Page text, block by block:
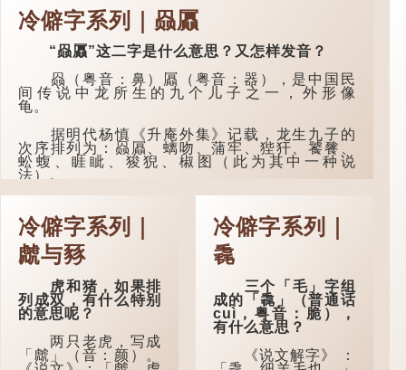
颐。"郑玄注："期，犹
要也；颐，养也。不
知衣服食味，孝子要
zhěn，与「枕」同
音）。 《说文解
字》：「䪴，项枕
也。」意思是头后部
民间流传有一种
说法，人会将一些不
于颈后之处。如果忽
然吐真言，就好像被
不明东西（如鬼魂）
在后脑拍了一下，藏
因此...
冷僻字系列｜赑屭
“赑屭”这二字是什么意思？又怎样发音？
赑（粤音：鼻）屭（粤音：器），是中国民
间传说中龙所生的九个儿子之一，外形像
龟。
据明代杨慎《升庵外集》记载，龙生九子的
次序排列为：赑屭、螭吻、蒲牢、狴犴、饕餮、
蚣蝮、睚眦、狻猊、椒图（此为其中一种说
法）。
形像龟，因为能负重，多作为碑座，有“碑下...
冷僻字系列｜
虤与豩
虎和猪，如果排
列成双，有什么特别
的意思呢？
两只老虎，写成
「虤」（音：颜）。
冷僻字系列｜
毳
三个「毛」字组
成的「毳」（普通话
cuì，粤音：脆），
有什么意思？
《说文解字》 ：